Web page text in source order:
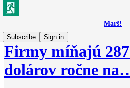
Marš!
Subscribe
Sign in
Firmy míňajú
dolárov ročne